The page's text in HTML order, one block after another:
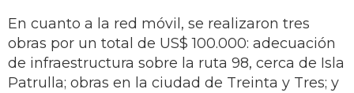
En cuanto a la red móvil, se realizaron tres
obras por un total de US$ 100.000: adecuación
de infraestructura sobre la ruta 98, cerca de Isla
Patrulla; obras en la ciudad de Treinta y Tres; y